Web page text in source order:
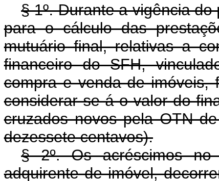
§ 1º. Durante a vigência
para o cálculo das
mutuário final, relativas a
financeiro do SFH,
compra e venda de imóveis,
considerar-se-á o valor do
cruzados novos pela OTN
dezessete centavos).
§ 2º. Os acréscimos
adquirente de imóvel,